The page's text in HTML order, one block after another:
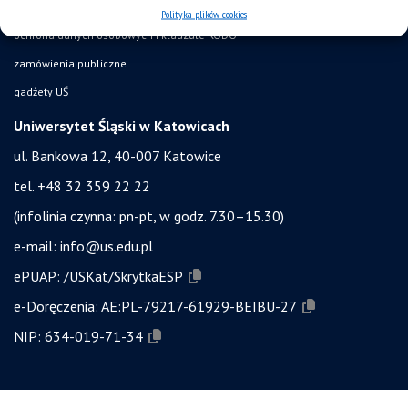
Polityka plików cookies
ochrona danych osobowych i klauzule RODO
zamówienia publiczne
gadżety UŚ
Uniwersytet Śląski w Katowicach
ul. Bankowa 12, 40-007 Katowice
tel. +48 32 359 22 22
(infolinia czynna: pn-pt, w godz. 7.30–15.30)
e-mail: info@us.edu.pl
ePUAP: /USKat/SkrytkaESP
e-Doręczenia: AE:PL-79217-61929-BEIBU-27
NIP: 634-019-71-34